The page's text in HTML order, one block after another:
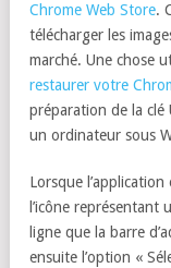
Chrome Web Store.
télécharger les
marché. Une chose
restaurer votre
préparation de la clé
un ordinateur sous
Lorsque
l’icône représentant
ligne que la barre
ensuite l’option «